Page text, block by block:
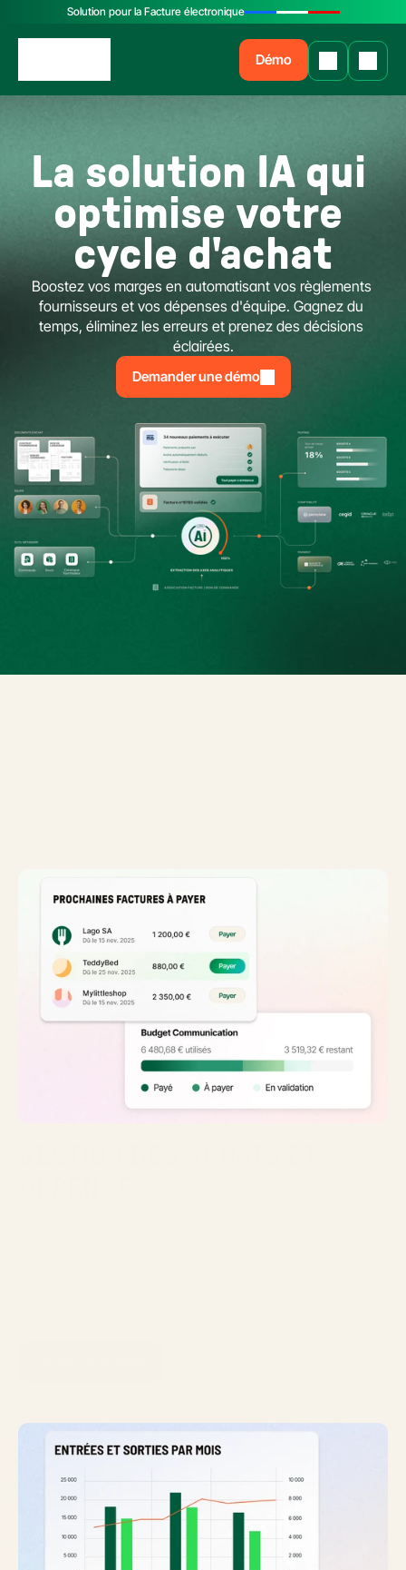
Solution pour la Facture électronique
Démo
La solution IA qui
optimise votre
cycle d'achat
Boostez vos marges en automatisant vos règlements
fournisseurs et vos dépenses d'équipe. Gagnez du
temps, éliminez les erreurs et prenez des décisions
éclairées.
Demander une démo